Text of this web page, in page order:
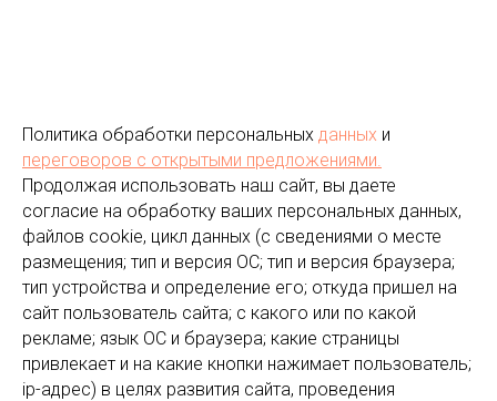
Политика обработки персональных данных и
переговоров с открытыми предложениями.
Продолжая использовать наш сайт, вы даете
согласие на обработку ваших персональных данных,
файлов cookie, цикл данных (с сведениями о месте
размещения; тип и версия ОС; тип и версия браузера;
тип устройства и определение его; откуда пришел на
сайт пользователь сайта; с какого или по какой
рекламе; язык ОС и браузера; какие страницы
привлекает и на какие кнопки нажимает пользователь;
ip-адрес) в целях развития сайта, проведения